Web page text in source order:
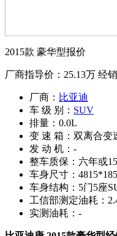
2015款 豪华型报价
厂商指导价： 25.13万 经
厂商： 比亚迪
车 级 别： SUV
排量： 0.0L
变 速 箱： 双离合变
发 动 机： -
整车质保： 六年或
车身尺寸：
车身结构： 5门5座
工信部测定油耗：
实测油耗： -